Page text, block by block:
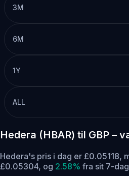
3M
6M
1Y
ALL
Hedera (HBAR) til GBP –
Hedera's pris i dag er £0.05118,
£0.05304, og 2.58% fra sit 7-